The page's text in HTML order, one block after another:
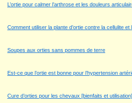
L’ortie pour calmer l’arthrose et les douleurs
Comment utiliser la plante d’ortie contre la cellulite et
Soupes aux orties sans pommes de terre
Est-ce que l’ortie est bonne pour l’hypertension
Cure d’orties pour les chevaux [bienfaits et utilisation]